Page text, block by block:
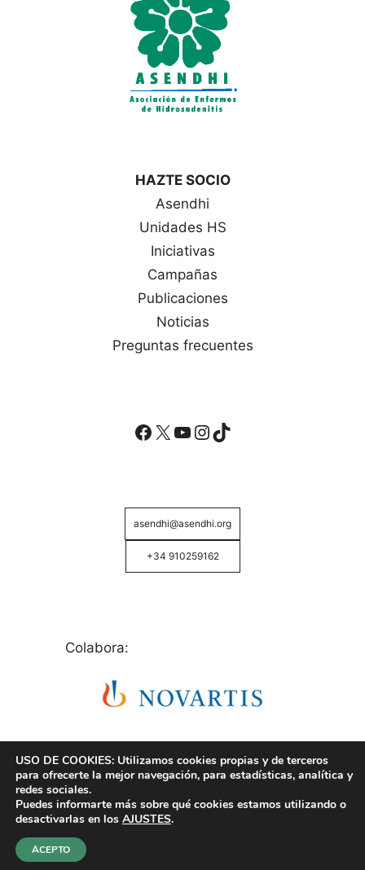
HAZTE SOCIO
Asendhi
Unidades HS
Iniciativas
Campañas
Publicaciones
Noticias
Preguntas frecuentes
Facebook
X YouTube
Instagram
TikTok
asendhi@asendhi.org
+34 910259162
Colabora:
© Copyright 2026 ASENDHI - Asociación de Enfermos
USO DE COOKIES: Utilizamos cookies propias y de terceros
para ofrecerte la mejor navegación, para estadísticas, analítica y
redes sociales.
Puedes informarte más sobre qué cookies estamos utilizando o
desactivarlas en los AJUSTES.
ACEPTO